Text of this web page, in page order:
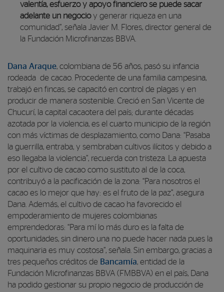
valentía, esfuerzo y apoyo financiero se puede sacar
adelante un negocioy generar riqueza en una
comunidad”, señala Javier M. Flores, director general de
la Fundación Microfinanzas BBVA.
Dana Araque, colombiana de 56 años, pasó su infancia
rodeada de cacao. Procedente de una familia campesina,
trabajó en fincas, se capacitó en control de plagas y en
producir de manera sostenible. Creció en San Vicente de
Chucurí, la capital cacaotera del país; durante décadas
azotada por la violencia, es el cuarto municipio de la región
con más víctimas de desplazamiento, como Dana: “Pasaba
la guerrilla, entraba, y sembraban cultivos ilícitos y debido a
eso llegaba la violencia”, recuerda con tristeza. La apuesta
por el cultivo de cacao como sustituto al de la coca,
contribuyó a la pacificación de la zona: “Para nosotros el
cacao es lo mejor que hay: es el fruto de la paz”, asegura
Dana. Además, el cultivo de cacao ha favorecido el
empoderamiento de mujeres colombianas
emprendedoras: “Para mí lo más duro es la falta de
oportunidades, sin dinero una no puede hacer nada pues la
maquinaria es muy costosa”, señala. Sin embargo, gracias a
tres pequeños créditos de Bancamía, entidad de la
Fundación Microfinanzas BBVA (FMBBVA) en el país, Dana
ha podido gestionar su propio negocio de producción de